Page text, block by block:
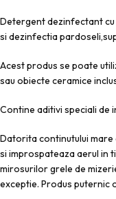
Detergent dezinfectant
si dezinfectia
Acest produs se poate
sau obiecte ceramice
Contine aditivi speciali de
Datorita continutului
si improspateaza aerul in
mirosurilor grele de
exceptie. Produs puternic